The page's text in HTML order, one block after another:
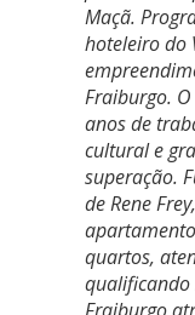
Maçã.
hoteleiro do
Fraiburgo.
anos de
cultural e
superação.
de Rene
quartos,
qualificando